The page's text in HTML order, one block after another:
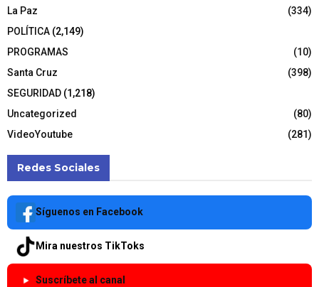
La Paz
(334)
POLÍTICA (2,149)
PROGRAMAS
(10)
Santa Cruz
(398)
SEGURIDAD (1,218)
Uncategorized
(80)
VideoYoutube
(281)
Redes Sociales
Síguenos en Facebook
Mira nuestros TikToks
Suscríbete al canal